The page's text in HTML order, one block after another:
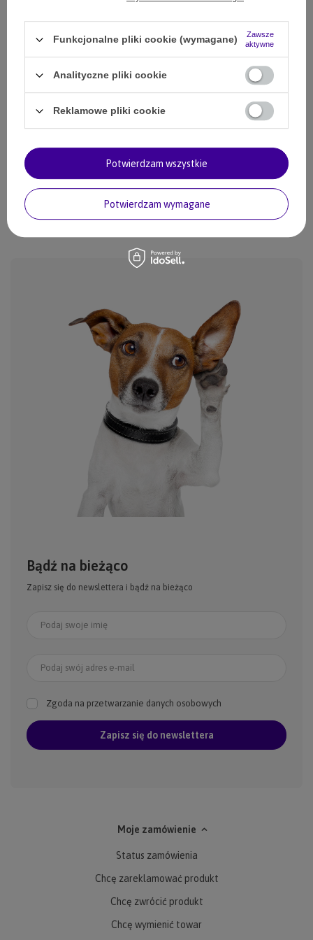
SZCZEGÓŁOWE INFORMACJE
ZADAJ PYTANIE
OPINIE
Bądź na bieżąco
Zapisz się do newslettera i bądź na bieżąco
Podaj swoje imię
Podaj swój adres e-mail
Zgoda na przetwarzanie danych osobowych
Zapisz się do newslettera
Moje zamówienie
Status zamówienia
Chcę zareklamować produkt
Chcę zwrócić produkt
Chcę wymienić towar
Funkcjonalne pliki cookie (wymagane)
Zawsze
aktywne
Analityczne pliki cookie
Reklamowe pliki cookie
Potwierdzam wymagane
Potwierdzam wszystkie